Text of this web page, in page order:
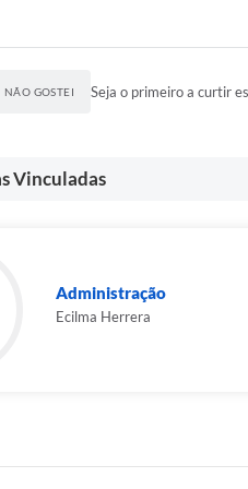
NÃO GOSTEI Seja o primeiro a curtir
Vinculadas
Administração
Ecilma Herrera